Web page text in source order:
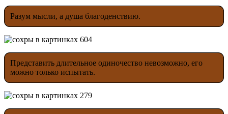
Разум мысли, а душа благоденствию.
Представить длительное одиночество невозможно, его
можно только испытать.